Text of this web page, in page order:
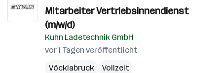
Mitarbeiter Vertriebsinnendienst
(m/w/d)
Kuhn Ladetechnik GmbH
vor 1 Tagen veröffentlicht
Vöcklabruck
Vollzeit